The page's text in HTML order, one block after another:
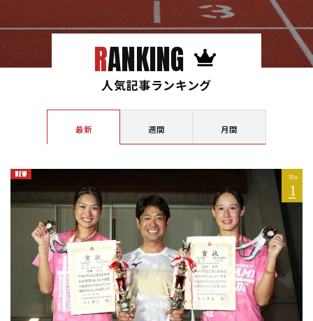
RANKING
人気記事ランキング
最新 週間 月間